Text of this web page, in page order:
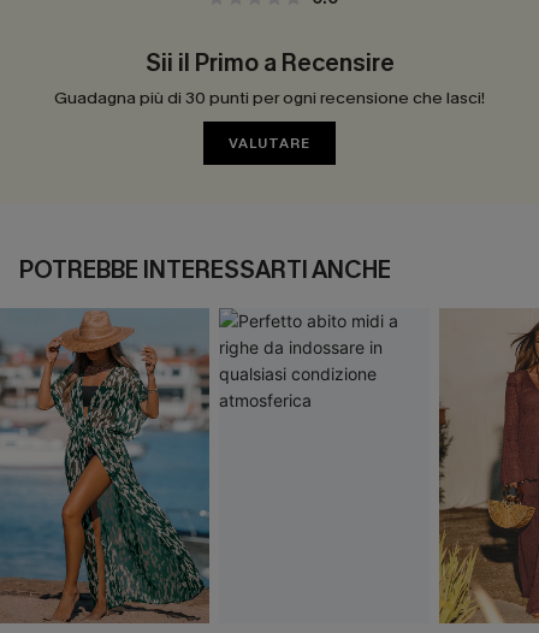
Sii il Primo a Recensire
Guadagna più di 30 punti per ogni recensione che lasci!
VALUTARE
POTREBBE INTERESSARTI ANCHE